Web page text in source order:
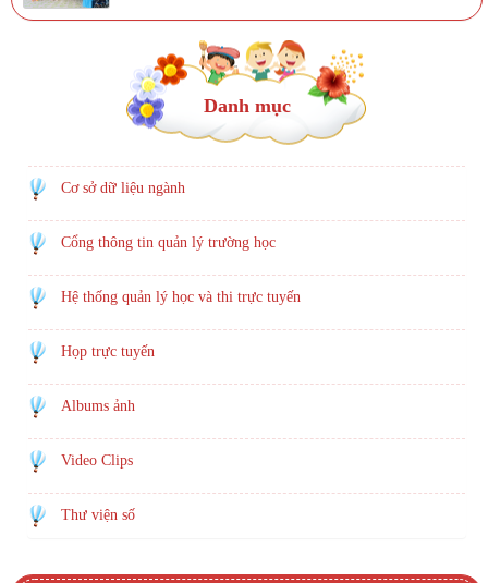
Danh mục
Cơ sở dữ liệu ngành
Cổng thông tin quản lý trường học
Hệ thống quản lý học và thi trực tuyến
Họp trực tuyến
Albums ảnh
Video Clips
Thư viện số